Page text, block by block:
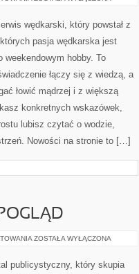
wędkarski, który powstał z
pasja wędkarska jest
hobby. To
łączy się z wiedzą, a
łowić mądrzej i z większą
konkretnych wskazówek,
lubisz czytać o wodzie,
Nowości na stronie to […]
POLITYKA
ŚWIATOPOGLĄD
ZOSTAŁA WYŁĄCZONA
publicystyczny, który skupia